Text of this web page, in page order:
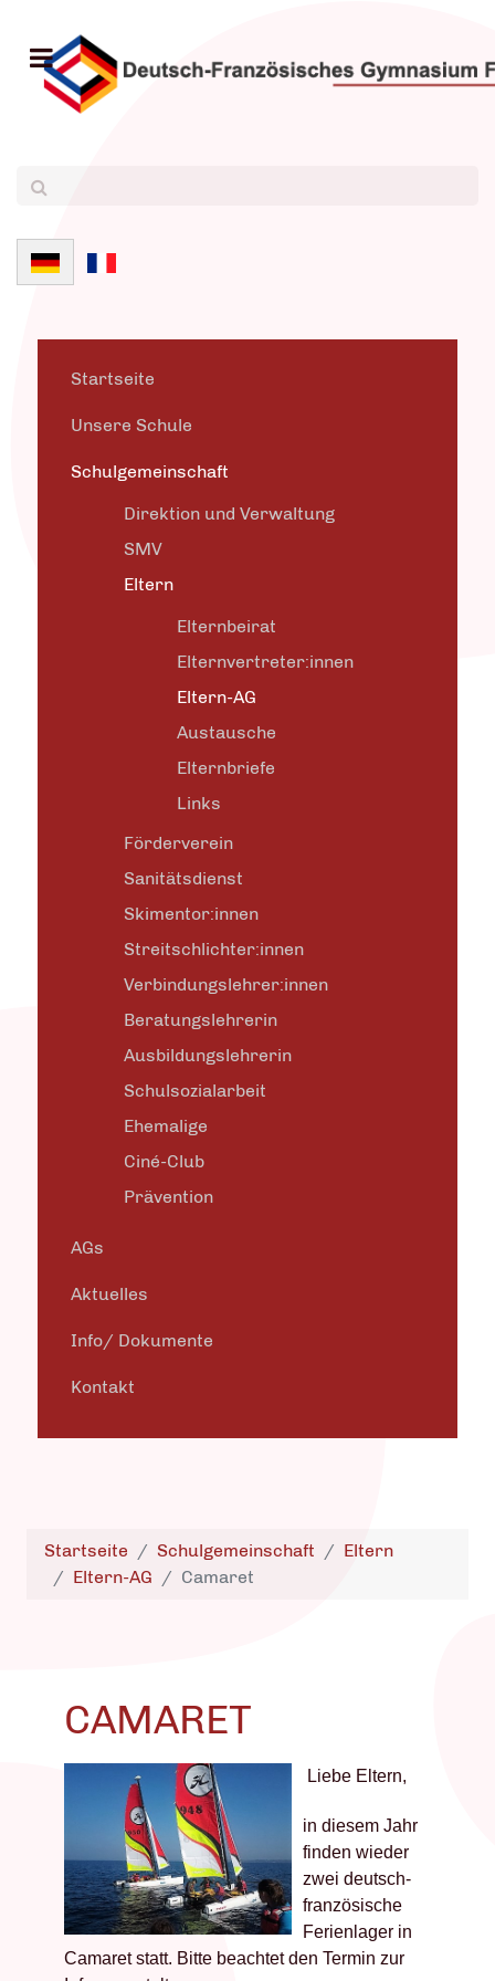
Sprache auswählen
Startseite
Unsere Schule
Schulgemeinschaft
Direktion und Verwaltung
SMV
Eltern
Elternbeirat
Elternvertreter:innen
Eltern-AG
Austausche
Elternbriefe
Links
Förderverein
Sanitätsdienst
Skimentor:innen
Streitschlichter:innen
Verbindungslehrer:innen
Beratungslehrerin
Ausbildungslehrerin
Schulsozialarbeit
Ehemalige
Ciné-Club
Prävention
AGs
Aktuelles
Info/ Dokumente
Kontakt
Startseite Schulgemeinschaft
Eltern
Eltern-AG
Camaret
CAMARET
Liebe Eltern,
in diesem Jahr
finden wieder
zwei deutsch-
französische
Ferienlager in
Camaret statt. Bitte beachtet den Termin zur